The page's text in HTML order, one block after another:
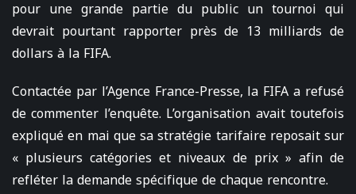
pour une grande partie du public un tournoi qui
devrait pourtant rapporter près de 13 milliards de
dollars à la FIFA.
Contactée par l’Agence France-Presse, la FIFA a refusé
de commenter l’enquête. L’organisation avait toutefois
expliqué en mai que sa stratégie tarifaire reposait sur
« plusieurs catégories et niveaux de prix » afin de
refléter la demande spécifique de chaque rencontre.